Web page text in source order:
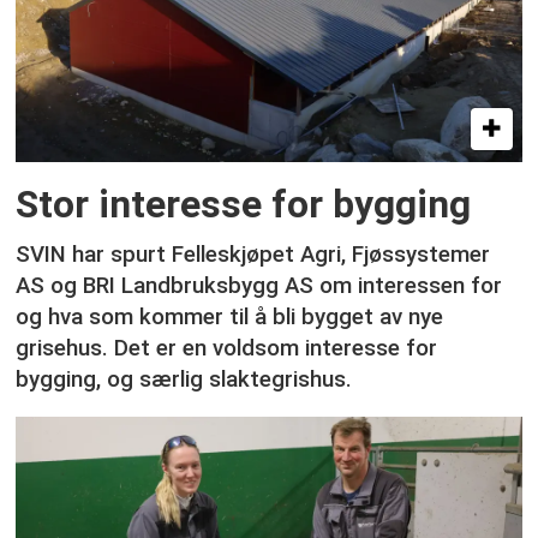
Stor interesse for bygging
SVIN har spurt Felleskjøpet Agri, Fjøssystemer
AS og BRI Landbruksbygg AS om interessen for
og hva som kommer til å bli bygget av nye
grisehus. Det er en voldsom interesse for
bygging, og særlig slaktegrishus.